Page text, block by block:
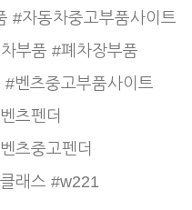
#자동차중고부품사이트
부품 #폐차장부품
벤츠중고부품사이트
츠펜더
츠중고펜더
래스 #w221